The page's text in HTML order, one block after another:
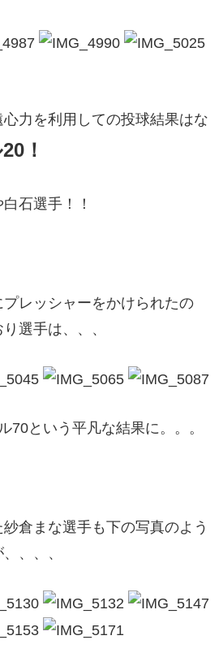
力を利用しての投球結果はな
！
石選手！！
レッシャーをかけられたの
選手は、、、
70という平凡な結果に。。。
倉まな選手も下の写真のよう
、、、